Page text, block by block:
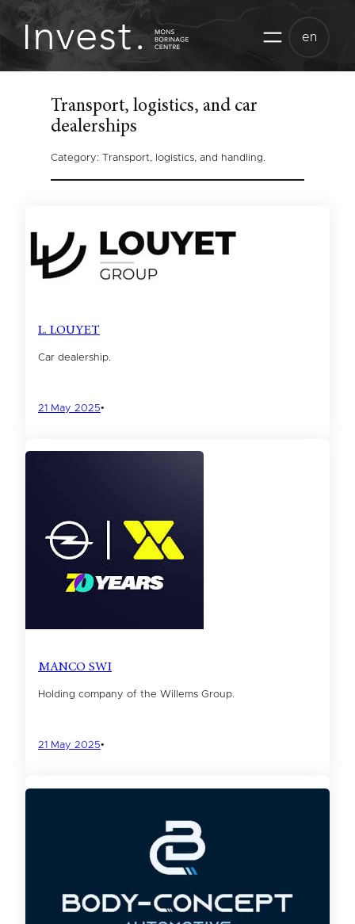
Skip
content
en
Transport, logistics, and car
dealerships
Category: Transport, logistics, and handling.
L. LOUYET
Car dealership.
21 May 2025•
MANCO SWI
Holding company of the Willems Group.
21 May 2025•